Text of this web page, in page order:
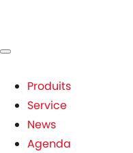
Produits
Service
News
Agenda